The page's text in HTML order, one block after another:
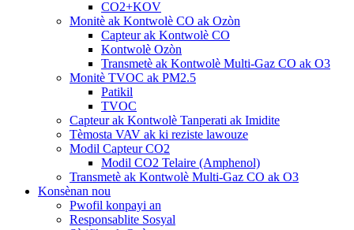
CO2+KOV
Monitè ak Kontwolè CO ak Ozòn
Capteur ak Kontwolè CO
Kontwolè Ozòn
Transmetè ak Kontwolè Multi-Gaz CO ak O3
Monitè TVOC ak PM2.5
Patikil
TVOC
Capteur ak Kontwolè Tanperati ak Imidite
Tèmosta VAV ak ki reziste lawouze
Modil Capteur CO2
Modil CO2 Telaire (Amphenol)
Transmetè ak Kontwolè Multi-Gaz CO ak O3
Konsènan nou
Pwofil konpayi an
Responsablite Sosyal